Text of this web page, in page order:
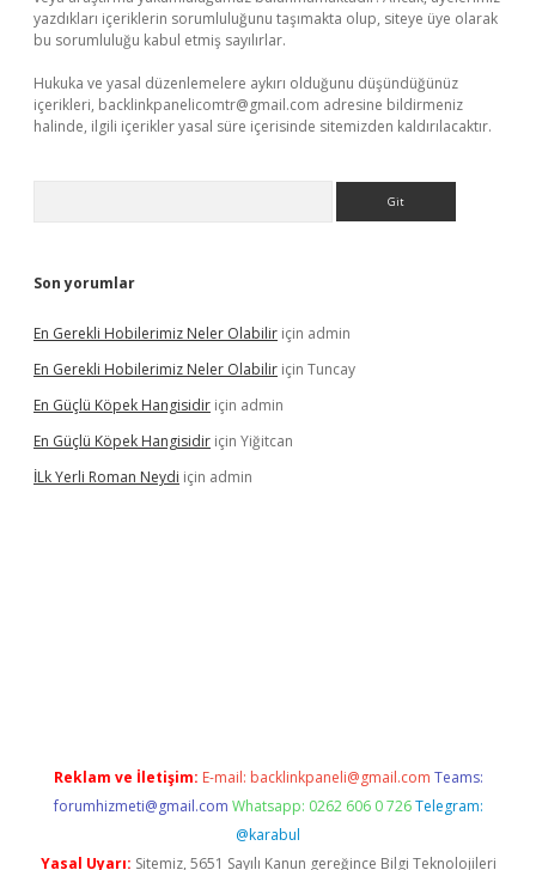
yazdıkları içeriklerin sorumluluğunu taşımakta olup, siteye üye olarak
bu sorumluluğu kabul etmiş sayılırlar.
Hukuka ve yasal düzenlemelere aykırı olduğunu düşündüğünüz
içerikleri, backlinkpanelicomtr@gmail.com adresine bildirmeniz
halinde, ilgili içerikler yasal süre içerisinde sitemizden kaldırılacaktır.
Son yorumlar
En Gerekli Hobilerimiz Neler Olabilir için admin
En Gerekli Hobilerimiz Neler Olabilir için Tuncay
En Güçlü Köpek Hangisidir için admin
En Güçlü Köpek Hangisidir için Yiğitcan
İLk Yerli Roman Neydi için admin
Reklam ve İletişim: E-mail: backlinkpaneli@gmail.com Teams:
forumhizmeti@gmail.com Whatsapp: 0262 606 0 726 Telegram:
@karabul
Yasal Uyarı: Sitemiz, 5651 Sayılı Kanun gereğince Bilgi Teknolojileri